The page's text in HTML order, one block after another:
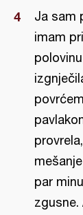
Ja sam
imam
par